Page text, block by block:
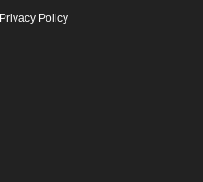
Privacy Policy